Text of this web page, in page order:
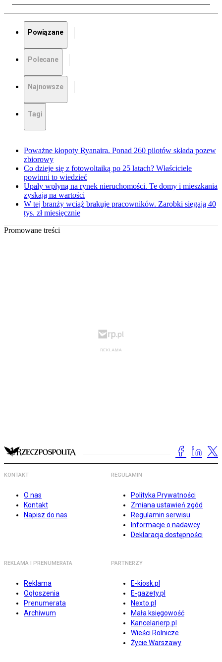
Powiązane
Polecane
Najnowsze
Tagi
Poważne kłopoty Ryanaira. Ponad 260 pilotów składa pozew
zbiorowy
Co dzieje się z fotowoltaiką po 25 latach? Właściciele
powinni to wiedzieć
Upały wpłyną na rynek nieruchomości. Te domy i mieszkania
zyskają na wartości
W tej branży wciąż brakuje pracowników. Zarobki sięgają 40
tys. zł miesięcznie
Promowane treści
KONTAKT
O nas
Kontakt
Napisz do nas
REGULAMIN
Polityka Prywatności
Zmiana ustawień zgód
Regulamin serwisu
Informacje o nadawcy
Deklaracja dostępności
REKLAMA I PRENUMERATA
Reklama
Ogłoszenia
Prenumerata
Archiwum
PARTNERZY
E-kiosk.pl
E-gazety.pl
Nexto.pl
Mała księgowość
Kancelarierp.pl
Wieści Rolnicze
Życie Warszawy